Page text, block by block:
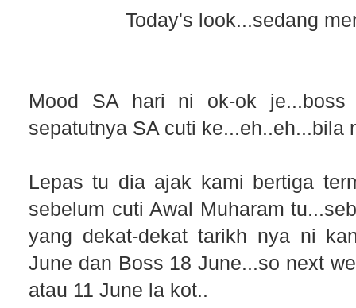
Today's look...sedang
Mood SA hari ni ok-ok
sepatutnya SA cuti ke...eh..eh...bila
Lepas tu dia ajak kami bertiga
sebelum cuti Awal Muharam
yang dekat-dekat tarikh nya ni
June dan Boss 18 June...so next
atau 11 June la kot..